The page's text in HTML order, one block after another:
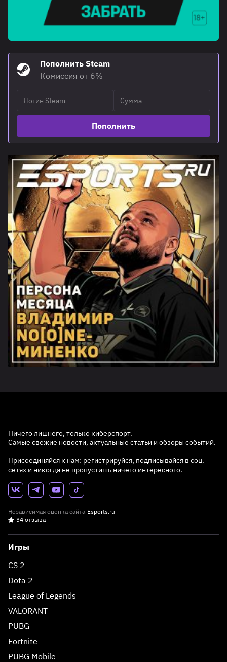
Пополнить Steam
Комиссия от 6%
Пополнить
Ничего лишнего, только киберспорт.
Самые свежие новости, актуальные статьи и обзоры событий.
Присоединяйся к нам: регистрируйся, подписывайся в соц.
сетях и никогда не пропустишь ничего интересного.
Независимая оценка сайта Esports.ru
34 отзыва
Игры
CS 2
Dota 2
League of Legends
VALORANT
PUBG
Fortnite
PUBG Mobile